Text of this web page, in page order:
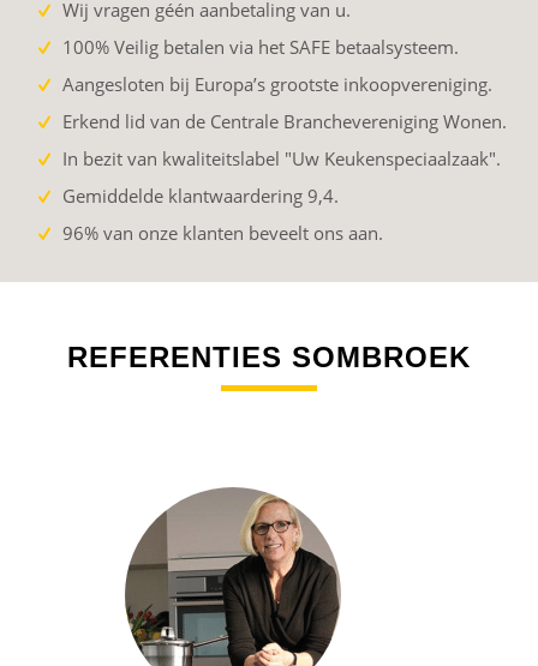
Wij vragen géén aanbetaling van u.
100% Veilig betalen via het SAFE betaalsysteem.
Aangesloten bij Europa’s grootste inkoopvereniging.
Erkend lid van de Centrale Branchevereniging Wonen.
In bezit van kwaliteitslabel "Uw Keukenspeciaalzaak".
Gemiddelde klantwaardering 9,4.
96% van onze klanten beveelt ons aan.
REFERENTIES SOMBROEK